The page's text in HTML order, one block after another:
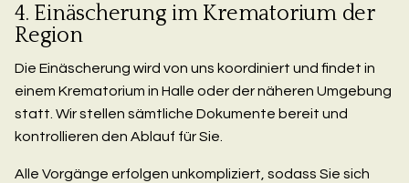
4. Einäscherung im Krematorium der
Region
Die Einäscherung wird von uns koordiniert und findet in
einem Krematorium in Halle oder der näheren Umgebung
statt. Wir stellen sämtliche Dokumente bereit und
kontrollieren den Ablauf für Sie.
Alle Vorgänge erfolgen unkompliziert, sodass Sie sich